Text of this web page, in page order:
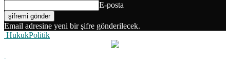
E-posta
Email adresine yeni bir şifre gönderilecek.
HukukPolitik